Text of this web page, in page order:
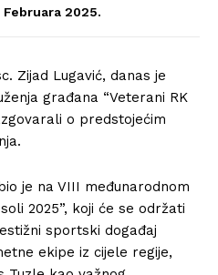
Februara 2025.
Zijad Lugavić, danas je
građana “Veterani RK
o predstojećim
je na VIII međunarodnom
2025”, koji će se održati
sportski događaj
ekipe iz cijele regije,